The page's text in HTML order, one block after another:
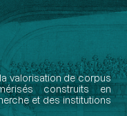
valorisation de corpus
construits en
et des institutions